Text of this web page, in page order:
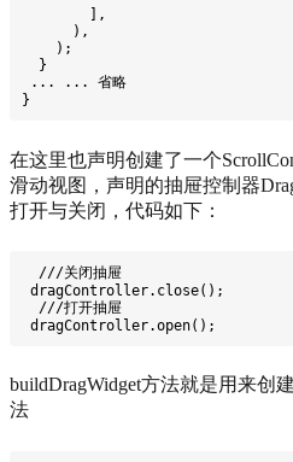
        ],
      ),
    );
  }
... ... 省略
}
在这里也声明创建了一个
滑动视图，声明的抽屉控制器
打开与关闭，代码如下：
  ///关闭抽屉
dragController.close();
  ///打开抽屉
dragController.open();
buildDragWidget方法就是用来创
法